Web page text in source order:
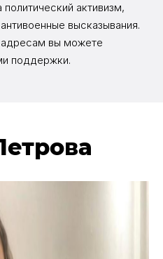
активизм,
высказывания.
адресам вы можете
поддержки.